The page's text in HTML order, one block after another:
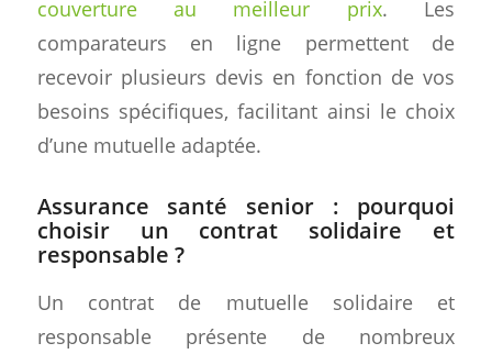
couverture au meilleur prix. Les
comparateurs en ligne permettent de
recevoir plusieurs devis en fonction de vos
besoins spécifiques, facilitant ainsi le choix
d’une mutuelle adaptée.
Assurance santé senior : pourquoi
choisir un contrat solidaire et
responsable ?
Un contrat de mutuelle solidaire et
responsable présente de nombreux